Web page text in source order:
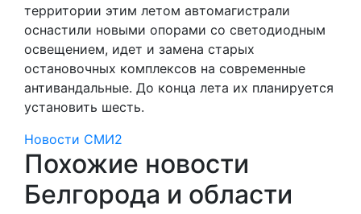
территории этим летом автомагистрали
оснастили новыми опорами со светодиодным
освещением, идет и замена старых
остановочных комплексов на современные
антивандальные. До конца лета их планируется
установить шесть.
Новости СМИ2
Похожие новости
Белгорода и области